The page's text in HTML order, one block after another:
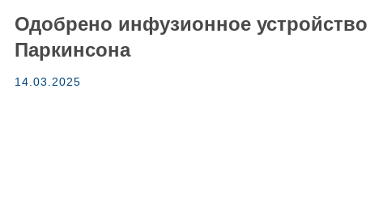
Одобрено инфузионное
Паркинсона
14.03.2025